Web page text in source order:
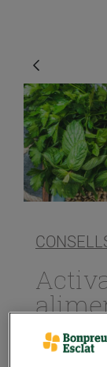
25/de maig/